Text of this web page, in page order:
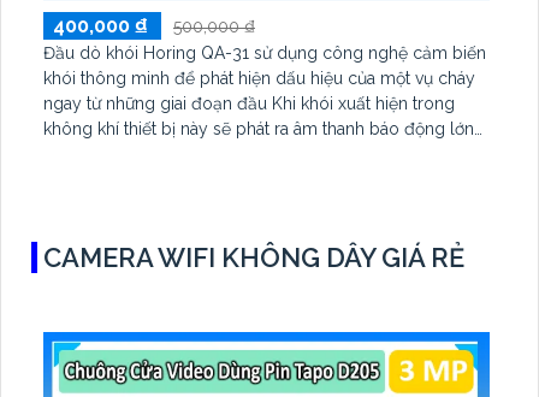
400,000 ₫
500,000 ₫
Đầu dò khói Horing QA-31 sử dụng công nghệ cảm biến
khói thông minh để phát hiện dấu hiệu của một vụ cháy
ngay từ những giai đoạn đầu Khi khói xuất hiện trong
không khí thiết bị này sẽ phát ra âm thanh báo động lớn
CAMERA WIFI KHÔNG DÂY GIÁ RẺ